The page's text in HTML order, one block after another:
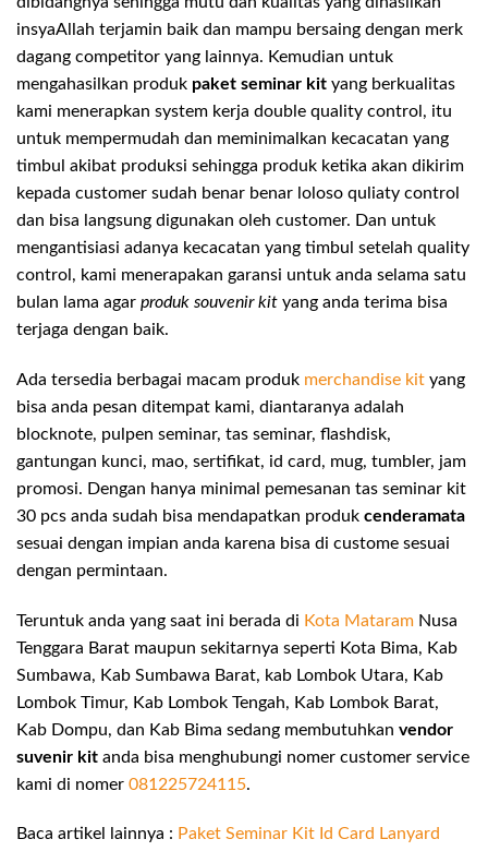
insyaAllah terjamin baik dan mampu bersaing dengan merk
dagang competitor yang lainnya. Kemudian untuk
mengahasilkan produk paket seminar kit yang berkualitas
kami menerapkan system kerja double quality control, itu
untuk mempermudah dan meminimalkan kecacatan yang
timbul akibat produksi sehingga produk ketika akan dikirim
kepada customer sudah benar benar loloso quliaty control
dan bisa langsung digunakan oleh customer. Dan untuk
mengantisiasi adanya kecacatan yang timbul setelah quality
control, kami menerapakan garansi untuk anda selama satu
bulan lama agar produk souvenir kit yang anda terima bisa
terjaga dengan baik.
Ada tersedia berbagai macam produk merchandise kit yang
bisa anda pesan ditempat kami, diantaranya adalah
blocknote, pulpen seminar, tas seminar, flashdisk,
gantungan kunci, mao, sertifikat, id card, mug, tumbler, jam
promosi. Dengan hanya minimal pemesanan tas seminar kit
30 pcs anda sudah bisa mendapatkan produk cenderamata
sesuai dengan impian anda karena bisa di custome sesuai
dengan permintaan.
Teruntuk anda yang saat ini berada di Kota Mataram Nusa
Tenggara Barat maupun sekitarnya seperti Kota Bima, Kab
Sumbawa, Kab Sumbawa Barat, kab Lombok Utara, Kab
Lombok Timur, Kab Lombok Tengah, Kab Lombok Barat,
Kab Dompu, dan Kab Bima sedang membutuhkan vendor
suvenir kit anda bisa menghubungi nomer customer service
kami di nomer 081225724115.
Baca artikel lainnya : Paket Seminar Kit Id Card Lanyard